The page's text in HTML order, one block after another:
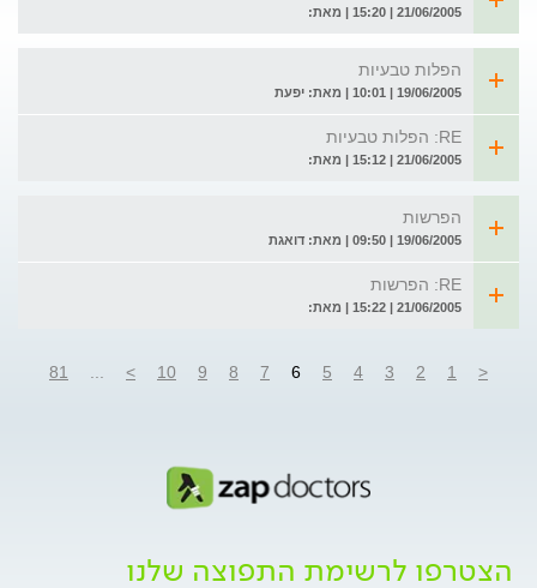
21/06/2005 | 15:20 | מאת:
הפלות טבעיות
19/06/2005 | 10:01 | מאת: יפעת
RE: הפלות טבעיות
21/06/2005 | 15:12 | מאת:
הפרשות
19/06/2005 | 09:50 | מאת: דואגת
RE: הפרשות
21/06/2005 | 15:22 | מאת:
<
1
2
3
4
5
6
7
8
9
10
>
81
הצטרפו לרשימת התפוצה שלנו